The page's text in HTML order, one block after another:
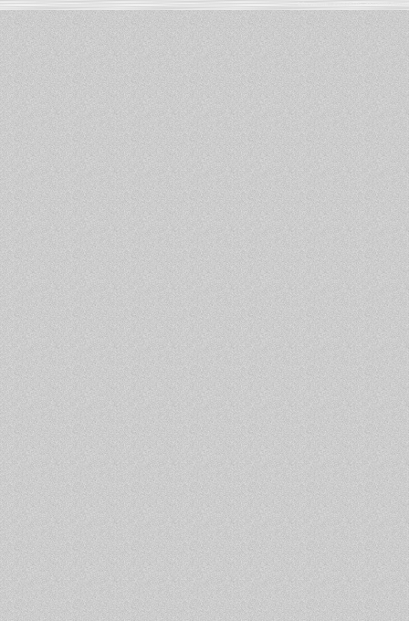
Informations : PowerBook - MacBook Pro